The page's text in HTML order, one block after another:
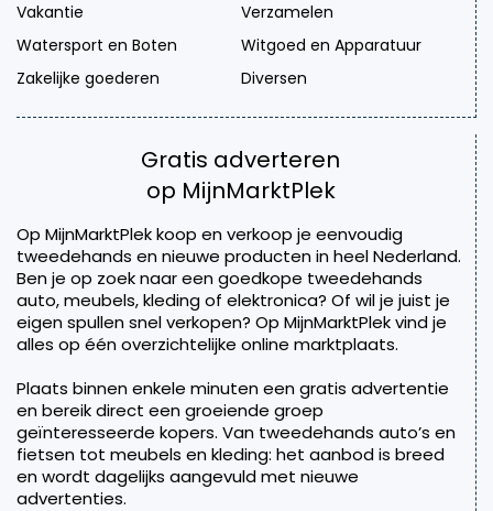
Vakantie
Verzamelen
Watersport en Boten
Witgoed en Apparatuur
Zakelijke goederen
Diversen
Gratis adverteren
op MijnMarktPlek
Op MijnMarktPlek koop en verkoop je eenvoudig
tweedehands en nieuwe producten in heel Nederland.
Ben je op zoek naar een goedkope tweedehands
auto, meubels, kleding of elektronica? Of wil je juist je
eigen spullen snel verkopen? Op MijnMarktPlek vind je
alles op één overzichtelijke online marktplaats.
Plaats binnen enkele minuten een gratis advertentie
en bereik direct een groeiende groep
geïnteresseerde kopers. Van tweedehands auto’s en
fietsen tot meubels en kleding: het aanbod is breed
en wordt dagelijks aangevuld met nieuwe
advertenties.